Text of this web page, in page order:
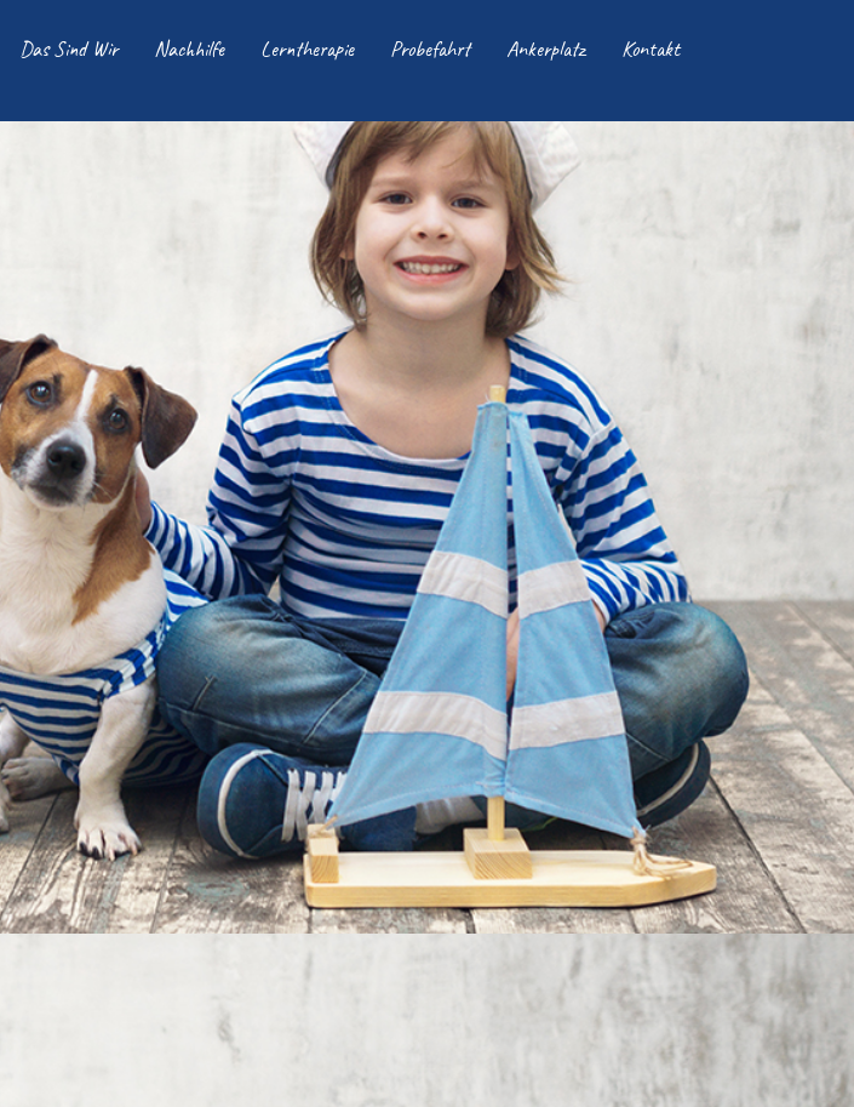
Das Sind Wir Nachhilfe Lerntherapie Probefahrt Ankerplatz Kontakt